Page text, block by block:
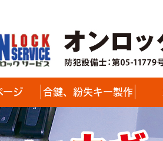
ージ 合鍵、紛失キー製作